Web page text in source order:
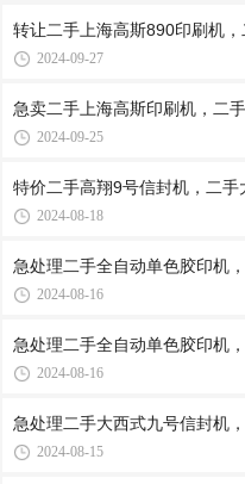
转让二手上海高斯890印刷机
2024-09-27
急卖二手上海高斯印刷机，二
2024-09-25
特价二手高翔9号信封机，二
2024-08-18
急处理二手全自动单色胶印机
2024-08-16
急处理二手全自动单色胶印机
2024-08-16
急处理二手大西式九号信封机
2024-08-15